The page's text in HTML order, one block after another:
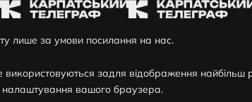
лише за умови посилання на нас.
задля відображення найбільш
налаштування вашого браузера.